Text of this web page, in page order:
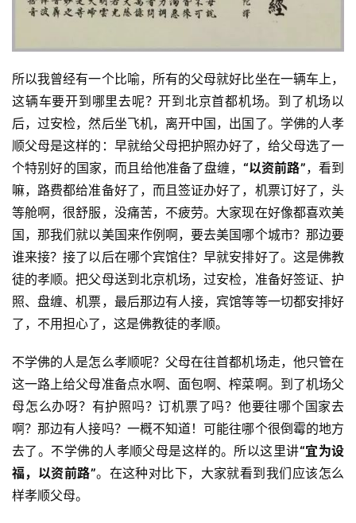
资
所以我曾经有一个比喻，所有的父母就好比坐在一辆车上，
这辆车要开到哪里去呢？开到北京首都机场。到了机场以
后，过安检，然后坐飞机，离开中国，出国了。学佛的人孝
顺父母是这样的：早就给父母把护照办好了，给父母选了一
个特别好的国家，而且给他准备了盘缠， “以资前路”，看到
嘛，路费都给准备好了，而且签证办好了，机票订好了，头
等舱啊，很舒服，没痛苦，不疲劳。大家现在好像都喜欢美
国，那我们就以美国来作例啊，要去美国哪个城市？那边要
谁来接？接了以后在哪个宾馆住？早就安排好了。这是佛教
徒的孝顺。把父母送到北京机场，过安检，准备好签证、护
照、盘缠、机票，最后那边有人接，宾馆等等一切都安排好
了，不用担心了，这是佛教徒的孝顺。
不学佛的人是怎么孝顺呢？父母在往首都机场走，他只管在
这一路上给父母准备点水啊、面包啊、榨菜啊。到了机场父
母怎么办呀？有护照吗？订机票了吗？他要往哪个国家去
啊？那边有人接吗？一概不知道！可能往哪个很倒霉的地方
去了。不学佛的人孝顺父母是这样的。所以这里讲“宜为设
福，以资前路”。在这种对比下，大家就看到我们应该怎么
样孝顺父母。